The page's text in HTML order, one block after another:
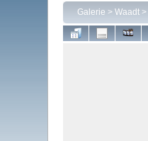
Galerie > Waadt>